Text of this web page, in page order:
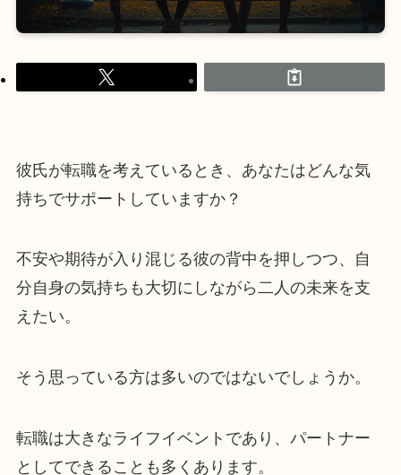
彼氏が転職を考えているとき、あなたはどんな気
持ちでサポートしていますか？
不安や期待が入り混じる彼の背中を押しつつ、自
分自身の気持ちも大切にしながら二人の未来を支
えたい。
そう思っている方は多いのではないでしょうか。
転職は大きなライフイベントであり、パートナー
としてできることも多くあります。